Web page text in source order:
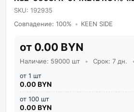
SKU: 192935
Совпадение: 100% • KEEN SIDE
от 0.00 BYN
Наличие: 59000 шт • Срок: 7 дн.
от 1 шт
0.00 BYN
от 100 шт
0.00 BYN